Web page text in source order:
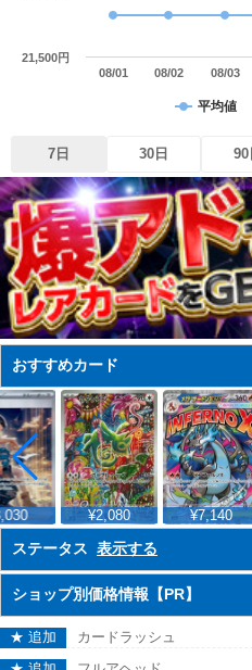
平均値
08/01 08/02 08/03
21,500円
7日 30日 90
おすすめカード
¥2,080 ¥7,140
ステータス 表示する
ショップ別価格情報【PR】
★ 追加 カードラッシュ